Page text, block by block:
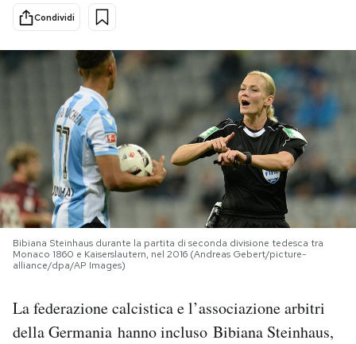
Sport
PODCAST
NEWSLETTER
I MIEI PREFERITI
SHOP
CALENDARIO
Condividi
Bibiana Steinhaus durante la partita di seconda divisione tedesca tra
Monaco 1860 e Kaiserslautern, nel 2016 (Andreas Gebert/picture-
alliance/dpa/AP Images)
La federazione calcistica e l’associazione arbitri
della Germania hanno incluso Bibiana Steinhaus,